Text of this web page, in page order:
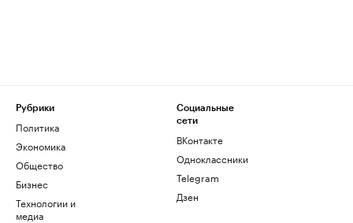
Рубрики
Политика
Экономика
Общество
Бизнес
Технологии и
медиа
Социальные
сети
ВКонтакте
Одноклассники
Telegram
Дзен